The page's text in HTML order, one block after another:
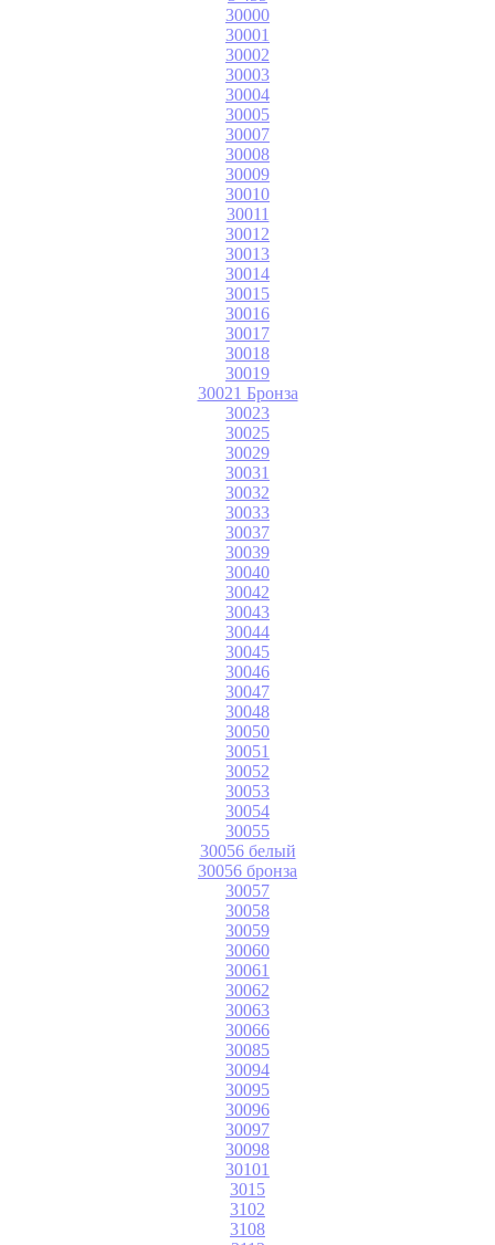
30000
30001
30002
30003
30004
30005
30007
30008
30009
30010
30011
30012
30013
30014
30015
30016
30017
30018
30019
30021 Бронза
30023
30025
30029
30031
30032
30033
30037
30039
30040
30042
30043
30044
30045
30046
30047
30048
30050
30051
30052
30053
30054
30055
30056 белый
30056 бронза
30057
30058
30059
30060
30061
30062
30063
30066
30085
30094
30095
30096
30097
30098
30101
3015
3102
3108